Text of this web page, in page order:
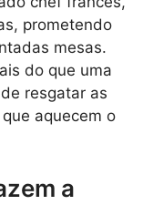
prometendo
mesas.
do que uma
resgatar as
aquecem o
a